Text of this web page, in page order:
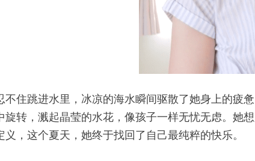
不住跳进水里，冰凉的海水瞬间驱散了她身上的疲
旋转，溅起晶莹的水花，像孩子一样无忧无虑。她
，这个夏天，她终于找回了自己最纯粹的快乐。